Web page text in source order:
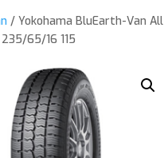
/ Yokohama BluEarth-Van All
65/16 115